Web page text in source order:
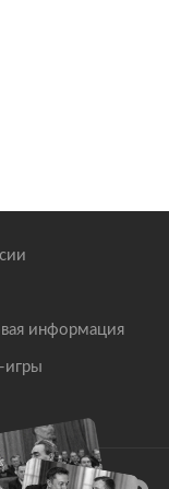
информация